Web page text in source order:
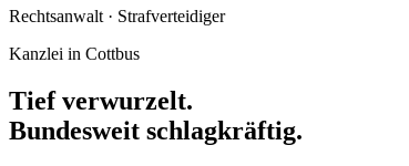
Rechtsanwalt · Strafverteidiger
Kanzlei in Cottbus
Tief verwurzelt.
Bundesweit schlagkräftig.